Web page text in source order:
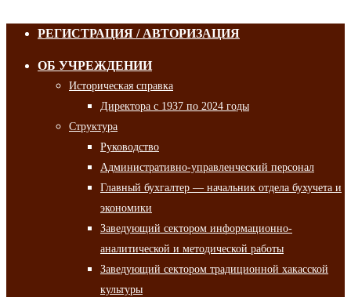
РЕГИСТРАЦИЯ / АВТОРИЗАЦИЯ
ОБ УЧРЕЖДЕНИИ
Историческая справка
Директора с 1937 по 2024 годы
Структура
Руководство
Административно-управленческий персонал
Главный бухгалтер — начальник отдела бухучета и
экономики
Заведующий сектором информационно-
аналитической и методической работы
Заведующий сектором традиционной хакасской
культуры